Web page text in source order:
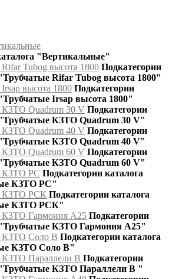
"Вертикальные"
Tubog высота 1800 Подкатегории
Rifar Tubog высота 1800"
высота 1800 Подкатегории
Irsap высота 1800"
КЗТО Quadrum 30 V Подкатегории
КЗТО Quadrum 30 V"
КЗТО Quadrum 40 V Подкатегории
КЗТО Quadrum 40 V"
КЗТО Quadrum 60 V Подкатегории
КЗТО Quadrum 60 V"
КЗТО РС Подкатегории каталога
КЗТО РС"
КЗТО РСК Подкатегории каталога
КЗТО РСК"
КЗТО Гармония А25 Подкатегории
КЗТО Гармония А25"
КЗТО Соло В Подкатегории каталога
КЗТО Соло В"
КЗТО Параллели В Подкатегории
КЗТО Параллели В "